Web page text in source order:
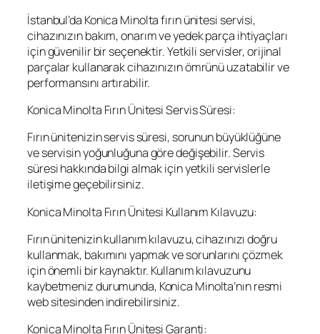
İstanbul’da Konica Minolta fırın ünitesi servisi,
cihazınızın bakım, onarım ve yedek parça ihtiyaçları
için güvenilir bir seçenektir. Yetkili servisler, orijinal
parçalar kullanarak cihazınızın ömrünü uzatabilir ve
performansını artırabilir.
Konica Minolta Fırın Ünitesi Servis Süresi:
Fırın ünitenizin servis süresi, sorunun büyüklüğüne
ve servisin yoğunluğuna göre değişebilir. Servis
süresi hakkında bilgi almak için yetkili servislerle
iletişime geçebilirsiniz.
Konica Minolta Fırın Ünitesi Kullanım Kılavuzu:
Fırın ünitenizin kullanım kılavuzu, cihazınızı doğru
kullanmak, bakımını yapmak ve sorunlarını çözmek
için önemli bir kaynaktır. Kullanım kılavuzunu
kaybetmeniz durumunda, Konica Minolta’nın resmi
web sitesinden indirebilirsiniz.
Konica Minolta Fırın Ünitesi Garanti: